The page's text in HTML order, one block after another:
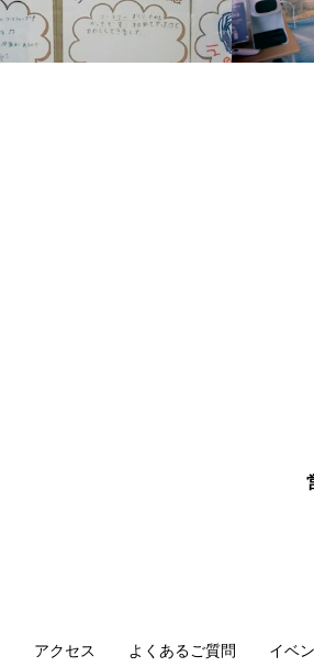
アクセス よくあるご質問 イベ